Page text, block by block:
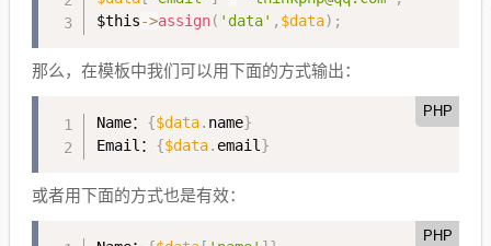
$this->assign( 'data' , $data) ;
那么，在模板中我们可以用下面的方式输出：
PHP
Name： {$data. name}
Email： {$data. email }
或者用下面的方式也是有效：
PHP